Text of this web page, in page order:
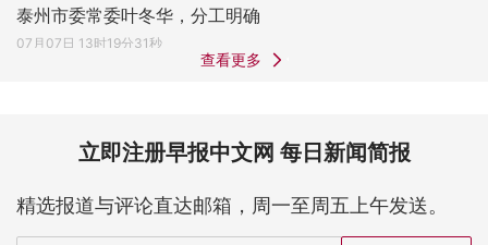
泰州市委常委叶冬华，分工明确
07月07日 13时19分31秒
查看更多
立即注册早报中文网 每日新闻简报
精选报道与评论直达邮箱，周一至周五上午发送。